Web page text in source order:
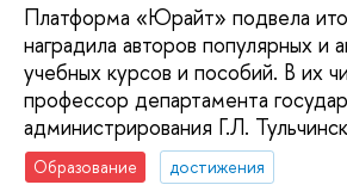
Платформа «Юрайт» подвела
наградила авторов популярных и
учебных курсов и пособий. В их
профессор департамента
администрирования Г.Л.
Образование
достижения